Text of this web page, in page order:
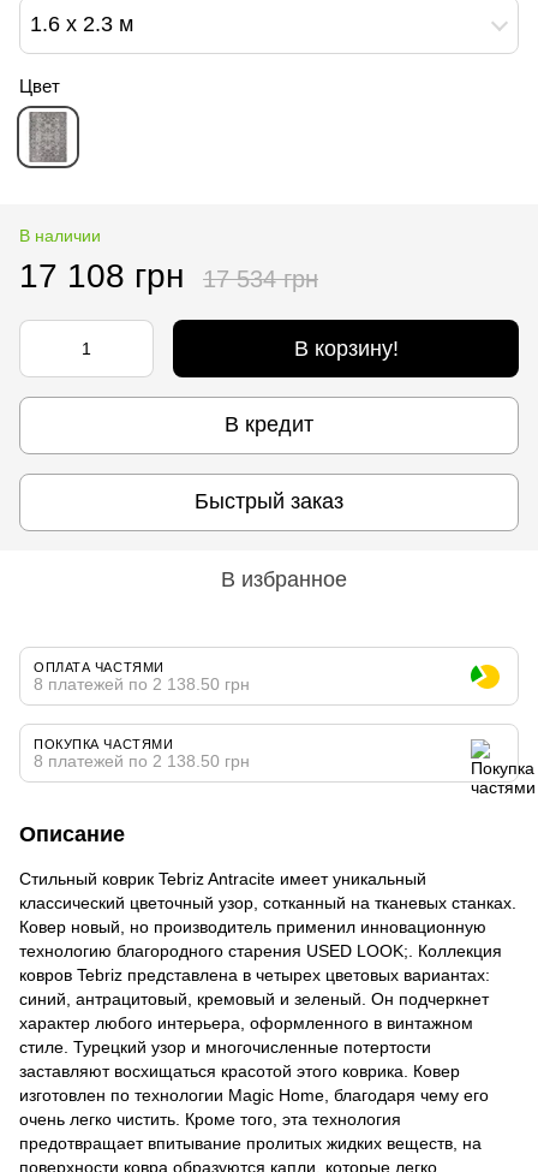
1.6 х 2.3 м
Цвет
В наличии
17 108 грн 17 534 грн
В корзину!
В кредит
Быстрый заказ
В избранное
ОПЛАТА ЧАСТЯМИ
8 платежей по 2 138.50 грн
ПОКУПКА ЧАСТЯМИ
8 платежей по 2 138.50 грн
Описание
Стильный коврик Tebriz Antracite имеет уникальный
классический цветочный узор, сотканный на тканевых станках.
Ковер новый, но производитель применил инновационную
технологию благородного старения USED LOOK;. Коллекция
ковров Tebriz представлена ​​в четырех цветовых вариантах:
синий, антрацитовый, кремовый и зеленый. Он подчеркнет
характер любого интерьера, оформленного в винтажном
стиле. Турецкий узор и многочисленные потертости
заставляют восхищаться красотой этого коврика. Ковер
изготовлен по технологии Magic Home, благодаря чему его
очень легко чистить. Кроме того, эта технология
предотвращает впитывание пролитых жидких веществ, на
поверхности ковра образуются капли, которые легко